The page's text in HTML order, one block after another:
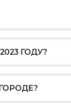
ГОДУ?